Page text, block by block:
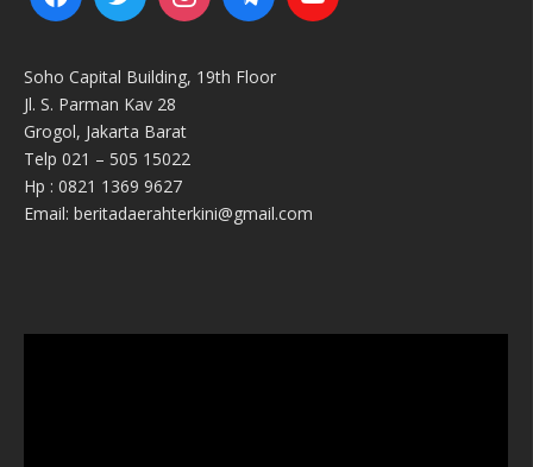
Soho Capital Building, 19th Floor
Jl. S. Parman Kav 28
Grogol, Jakarta Barat
Telp 021 – 505 15022
Hp : 0821 1369 9627
Email: beritadaerahterkini@gmail.com